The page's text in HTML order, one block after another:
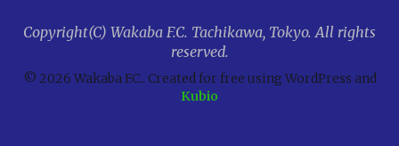
Copyright(C) Wakaba F.C. Tachikawa, Tokyo. All rights
reserved.
© 2026 Wakaba F.C.. Created for free using WordPress and
Kubio